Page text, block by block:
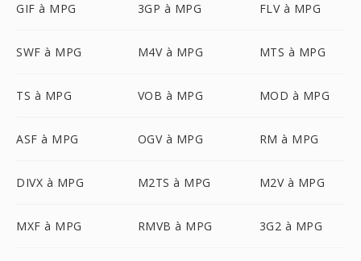
GIF à MPG 3GP à MPG FLV à MPG
SWF à MPG M4V à MPG MTS à MPG
TS à MPG VOB à MPG MOD à MPG
ASF à MPG OGV à MPG RM à MPG
DIVX à MPG M2TS à MPG M2V à MPG
MXF à MPG RMVB à MPG 3G2 à MPG